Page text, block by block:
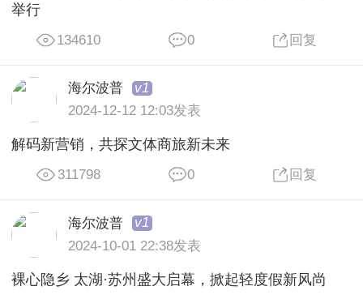
举行
134610 0 回复
海尔波普
v1
2024-12-12 12:03发表
解码新营销，共探文体商旅新未来
311798 0 回复
海尔波普
v1
2024-10-01 22:38发表
裸心隐乡 太湖·苏州盛大启幕，掀起轻度假新风尚